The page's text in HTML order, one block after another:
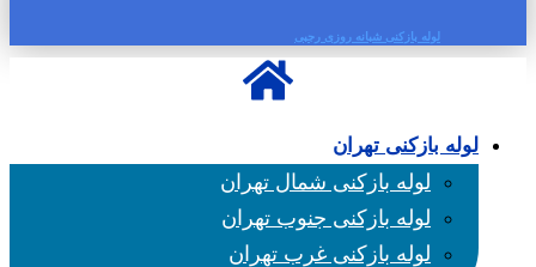
لوله بازکنی شبانه روزی رجبی
لوله بازکنی تهران
لوله بازکنی شمال تهران
لوله بازکنی جنوب تهران
لوله بازکنی غرب تهران